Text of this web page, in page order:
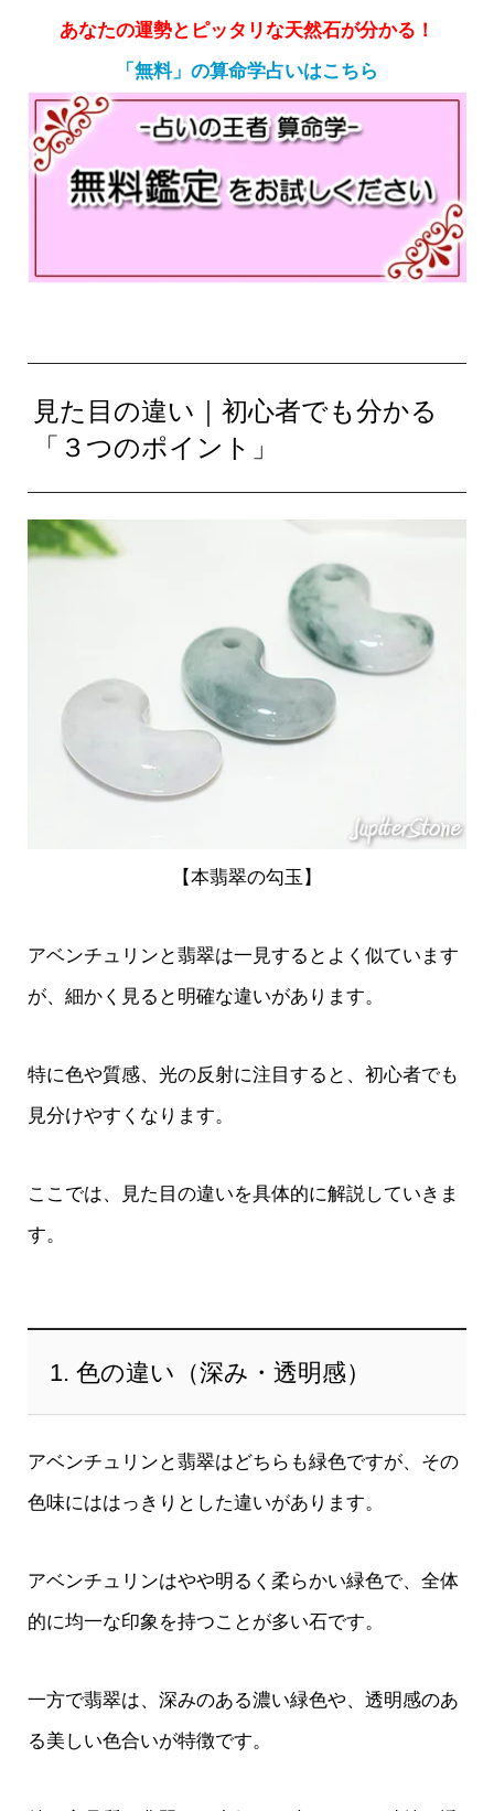
あなたの運勢とピッタリな天然石が分かる！
「無料」の算命学占いはこちら
見た目の違い｜初心者でも分かる
「３つのポイント」
【本翡翠の勾玉】
アベンチュリンと翡翠は一見するとよく似ています
が、細かく見ると明確な違いがあります。
特に色や質感、光の反射に注目すると、初心者でも
見分けやすくなります。
ここでは、見た目の違いを具体的に解説していきま
す。
1. 色の違い（深み・透明感）
アベンチュリンと翡翠はどちらも緑色ですが、その
色味にははっきりとした違いがあります。
アベンチュリンはやや明るく柔らかい緑色で、全体
的に均一な印象を持つことが多い石です。
一方で翡翠は、深みのある濃い緑色や、透明感のあ
る美しい色合いが特徴です。